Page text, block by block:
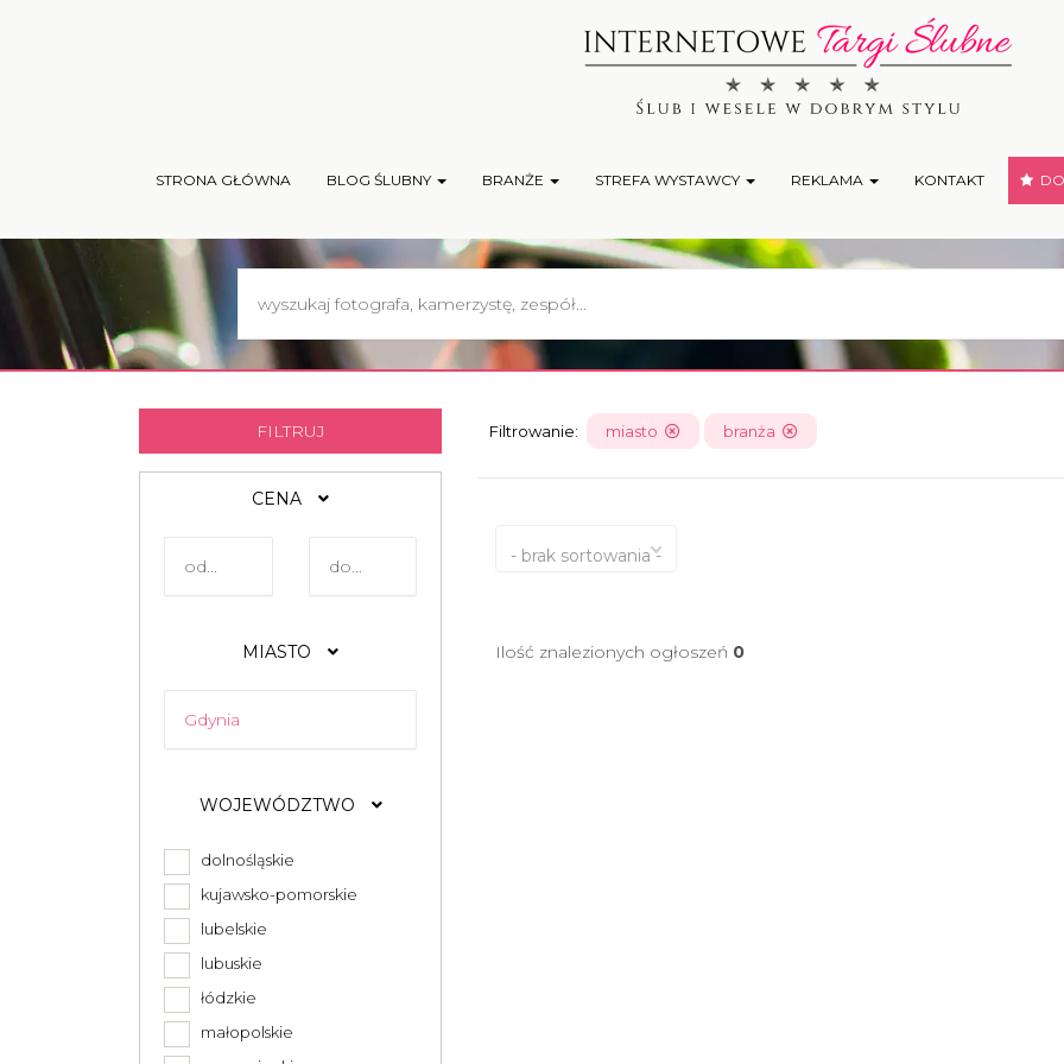
STRONA GŁÓWNA BLOG ŚLUBNY BRANŻE STREFA WYSTAWCY REKLAMA KONTAKT
FILTRUJ
CENA
MIASTO
WOJEWÓDZTWO
dolnośląskie
kujawsko-pomorskie
lubelskie
lubuskie
łódzkie
małopolskie
Filtrowanie: miasto branża
- brak sortowania -
Ilość znalezionych ogłoszeń 0